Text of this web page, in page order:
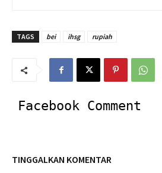
TAGS bei ihsg rupiah
Facebook Comment
TINGGALKAN KOMENTAR